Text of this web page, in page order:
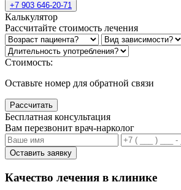
+7 903 646-20-71
Калькулятор
Рассчитайте стоимость лечения
Стоимость:
Оставьте номер для обратной связи
Рассчитать
Бесплатная консультация
Вам перезвонит врач-нарколог
Оставить заявку
Качество лечения в клинике